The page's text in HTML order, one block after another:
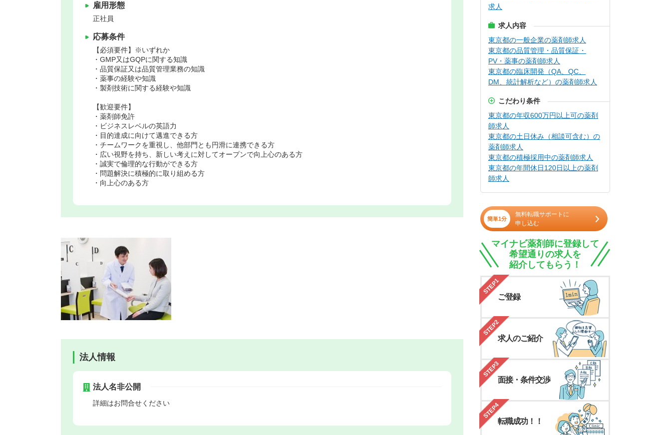
雇用形態
正社員
応募条件
【必須要件】※いずれか
・GMP又はGQPに関する知識
・品質保証又は品質管理業務の知識
・薬事の経験や知識
・製剤技術に関する経験や知識
【歓迎要件】
・薬剤師免許
・ビジネスレベルの英語力
・目的達成に向けて邁進できる方
・チームワークを重視し、他部門とも円滑に連携できる方
・広い視野を持ち、新しい考えに対してオープンで向上心のある方
・誠実で倫理的な行動ができる方
・問題解決に積極的に取り組める方
・向上心のある方
法人情報
法人名非公開
詳細はお問合せください
求人
求人内容
東京都の一般企業の薬剤師求人
東京都の品質管理・品質保証・
PV・薬事の薬剤師求人
東京都の臨床開発（QA、QC、
DM、統計解析など）の薬剤師求人
こだわり条件
東京都の年収600万円以上可の薬剤
師求人
東京都の土日休み（相談可含む）の
薬剤師求人
東京都の積極採用中の薬剤師求人
東京都の年間休日120日以上の薬剤
師求人
簡単1分
無料転職サポートに
申し込む
マイナビ薬剤師に登録して
希望通りの求人を
紹介してもらう！
STEP1
ご登録
STEP2
求人のご紹介
STEP3
面接・条件交渉
STEP4
転職成功！！